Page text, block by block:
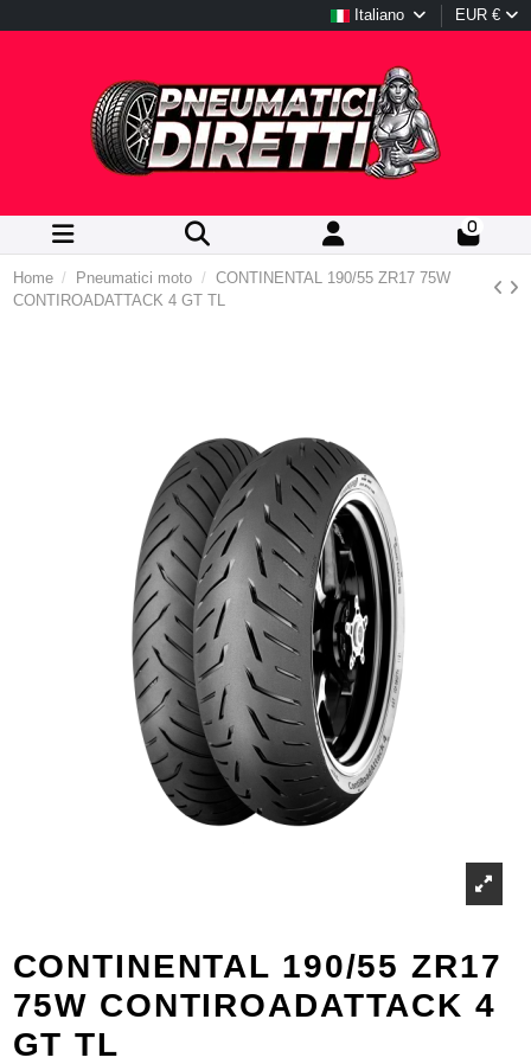
Italiano EUR €
0
Home Pneumatici moto
CONTINENTAL 190/55 ZR17 75W
CONTIROADATTACK 4 GT TL
CONTINENTAL 190/55 ZR17
75W CONTIROADATTACK 4
GT TL